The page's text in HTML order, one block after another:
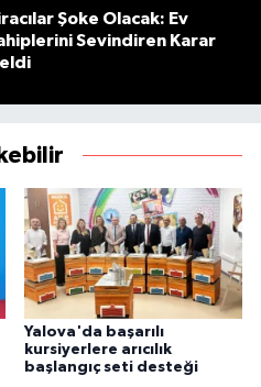
Şoke Olacak: Ev
Sevindiren Karar
Yalova'da başarılı
kursiyerlere arıcılık
başlangıç seti desteği